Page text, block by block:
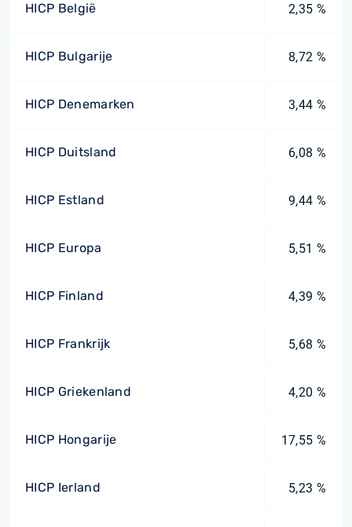
HICP België 2,35 %
HICP Bulgarije 8,72 %
HICP Denemarken 3,44 %
HICP Duitsland 6,08 %
HICP Estland 9,44 %
HICP Europa 5,51 %
HICP Finland 4,39 %
HICP Frankrijk 5,68 %
HICP Griekenland 4,20 %
HICP Hongarije 17,55 %
HICP Ierland 5,23 %